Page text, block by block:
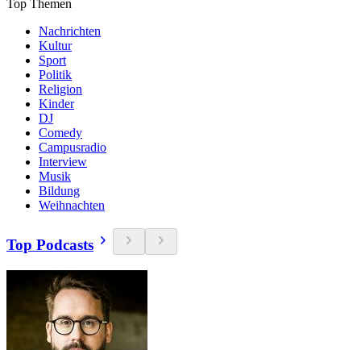
Top Themen
Nachrichten
Kultur
Sport
Politik
Religion
Kinder
DJ
Comedy
Campusradio
Interview
Musik
Bildung
Weihnachten
Top Podcasts